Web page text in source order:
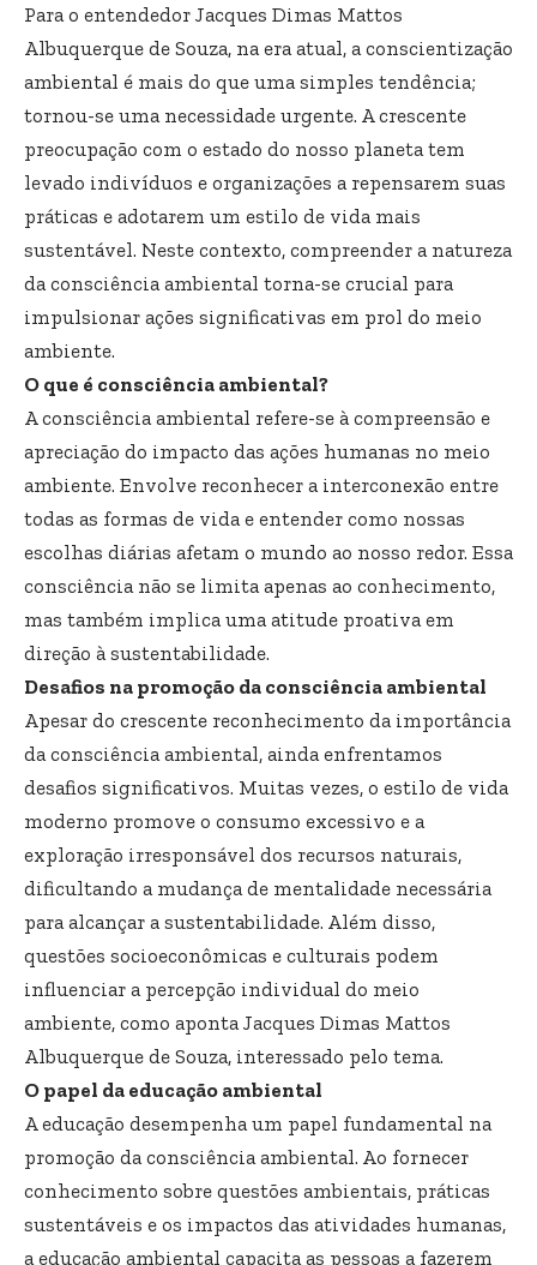
Para o entendedor Jacques Dimas Mattos
Albuquerque de Souza, na era atual, a conscientização
ambiental é mais do que uma simples tendência;
tornou-se uma necessidade urgente. A crescente
preocupação com o estado do nosso planeta tem
levado indivíduos e organizações a repensarem suas
práticas e adotarem um estilo de vida mais
sustentável. Neste contexto, compreender a natureza
da consciência ambiental torna-se crucial para
impulsionar ações significativas em prol do meio
ambiente.
O que é consciência ambiental?
A consciência ambiental refere-se à compreensão e
apreciação do impacto das ações humanas no meio
ambiente. Envolve reconhecer a interconexão entre
todas as formas de vida e entender como nossas
escolhas diárias afetam o mundo ao nosso redor. Essa
consciência não se limita apenas ao conhecimento,
mas também implica uma atitude proativa em
direção à sustentabilidade.
Desafios na promoção da consciência ambiental
Apesar do crescente reconhecimento da importância
da consciência ambiental, ainda enfrentamos
desafios significativos. Muitas vezes, o estilo de vida
moderno promove o consumo excessivo e a
exploração irresponsável dos recursos naturais,
dificultando a mudança de mentalidade necessária
para alcançar a sustentabilidade. Além disso,
questões socioeconômicas e culturais podem
influenciar a percepção individual do meio
ambiente, como aponta Jacques Dimas Mattos
Albuquerque de Souza, interessado pelo tema.
O papel da educação ambiental
A educação desempenha um papel fundamental na
promoção da consciência ambiental. Ao fornecer
conhecimento sobre questões ambientais, práticas
sustentáveis ​​e os impactos das atividades humanas,
a educação ambiental capacita as pessoas a fazerem